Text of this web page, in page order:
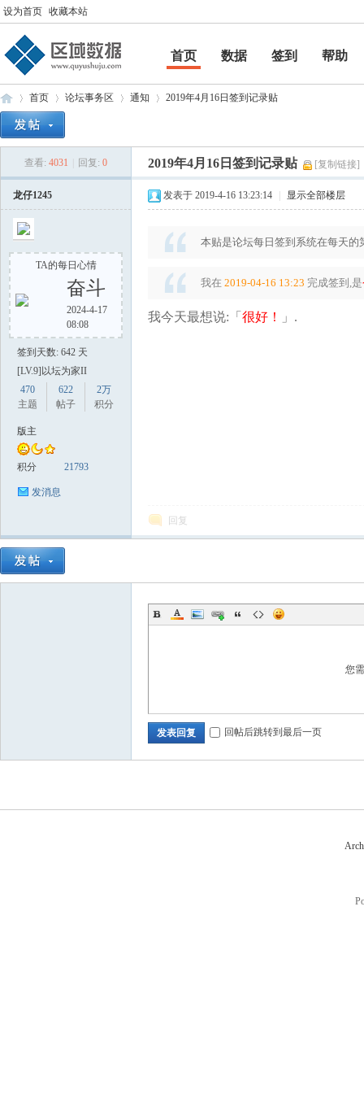
设为首页 收藏本站
首页 数据 签到
帮助
帮助
域
首页
›
论坛事务区 通知
›
2019年4月16日签到记录贴
查看: 4031 回复: 0 2019年4月16日签到记录贴 [复制链接]
龙仔1245
TA的每日心情
奋斗
2024-4-17
08:08
签到天数: 642 天
[LV.9]以坛为家II
470
主题
622
帖子
2万
积分
版主
积分 21793
发消息
发表于 2019-4-16 13:23:14 显示全部楼层
本贴是论坛每日签到系统在每天
我在 2019-04-16 13:23 完成签到,是
我今天最想说:「 很好！ 」.
回复
您
发表回复 回帖后跳转到最后一页